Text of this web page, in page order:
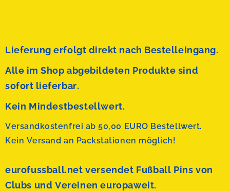
Lieferung erfolgt direkt nach Bestelleingang.
Alle im Shop abgebildeten Produkte sind
sofort lieferbar.
Kein Mindestbestellwert.
Versandkostenfrei ab 50,00 EURO Bestellwert.
Kein Versand an Packstationen möglich!
eurofussball.net versendet Fußball Pins von
Clubs und Vereinen europaweit.